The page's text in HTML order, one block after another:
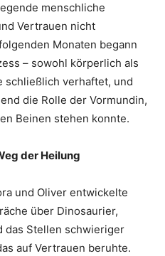
menschliche
Vertrauen nicht
Monaten begann
– sowohl körperlich als
schließlich verhaftet, und
die Rolle der Vormundin,
Beinen stehen konnte.
der Heilung
und Oliver entwickelte
über Dinosaurier,
das Stellen schwieriger
auf Vertrauen beruhte.